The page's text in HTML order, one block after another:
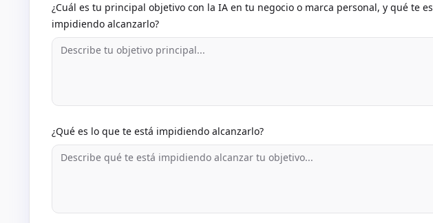
¿Cuál es tu principal objetivo con la IA en tu negocio o marca personal, y qué te
impidiendo alcanzarlo?
¿Qué es lo que te está impidiendo alcanzarlo?